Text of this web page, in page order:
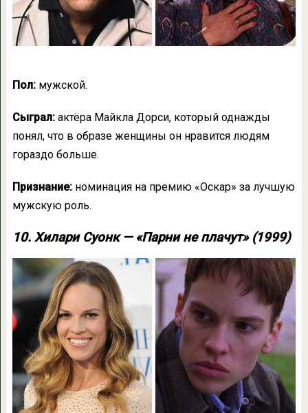
Пол:мужской.
Сыграл: актёра Майкла Дорси, который однажды
понял, что в образе женщины он нравится людям
гораздо больше.
Признание:номинация на премию «Оскар» за лучшую
мужскую роль.
10. Хилари Суонк — «Парни не плачут» (1999)